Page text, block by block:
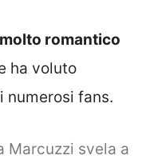
romantico
ha voluto
numerosi fans.
Marcuzzi svela a